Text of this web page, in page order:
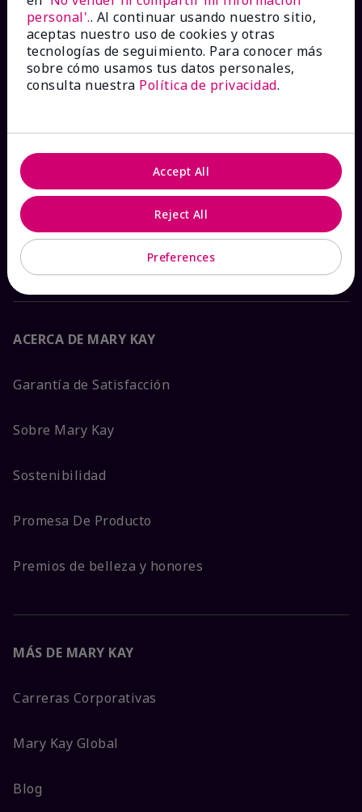
¿CÓMO PODEMOS AYUDAR?
Recibe e-mails
Contáctanos
Catálogos interactivos
Preguntas frecuentes
ACERCA DE MARY KAY
Garantía de Satisfacción
Sobre Mary Kay
Sostenibilidad
Promesa De Producto
Premios de belleza y honores
MÁS DE MARY KAY
Carreras Corporativas
Mary Kay Global
Blog
personal'.. Al continuar usando nuestro sitio,
aceptas nuestro uso de cookies y otras
tecnologías de seguimiento. Para conocer más
sobre cómo usamos tus datos personales,
consulta nuestra Política de privacidad.
Preferences
Reject All
Accept All